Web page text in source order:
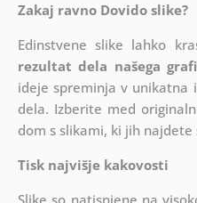
Zakaj ravno Dovido slike?
Edinstvene slike lahko
rezultat dela našega
ideje spreminja v unikatna
dela. Izberite med
dom s slikami, ki jih najdete
Tisk najvišje kakovosti